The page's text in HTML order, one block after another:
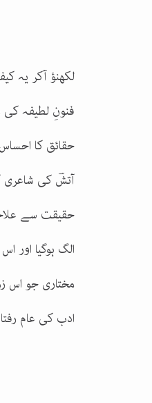
لکھنؤ آکر یہ
فنونِ لطیفہ کی
حقائق کا
آتشؔ کی شاعری
حقیقت سے
الگ ہوگیا اور
مختاری جو اس
ادب کی عام